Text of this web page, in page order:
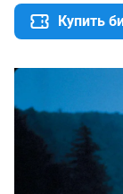
Купить